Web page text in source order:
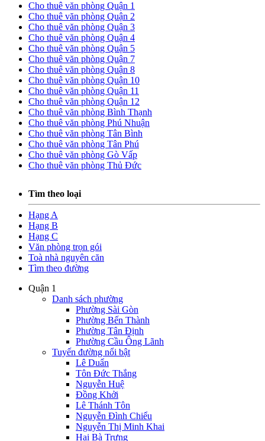
Cho thuê văn phòng Quận 1
Cho thuê văn phòng Quận 2
Cho thuê văn phòng Quận 3
Cho thuê văn phòng Quận 4
Cho thuê văn phòng Quận 5
Cho thuê văn phòng Quận 7
Cho thuê văn phòng Quận 8
Cho thuê văn phòng Quận 10
Cho thuê văn phòng Quận 11
Cho thuê văn phòng Quận 12
Cho thuê văn phòng Bình Thạnh
Cho thuê văn phòng Phú Nhuận
Cho thuê văn phòng Tân Bình
Cho thuê văn phòng Tân Phú
Cho thuê văn phòng Gò Vấp
Cho thuê văn phòng Thủ Đức
Tìm theo loại
Hạng A
Hạng B
Hạng C
Văn phòng trọn gói
Toà nhà nguyên căn
Tìm theo đường
Quận 1
Danh sách phường
Phường Sài Gòn
Phường Bến Thành
Phường Tân Định
Phường Cầu Ông Lãnh
Tuyến đường nổi bật
Lê Duẩn
Tôn Đức Thắng
Nguyễn Huệ
Đồng Khởi
Lê Thánh Tôn
Nguyễn Đình Chiểu
Nguyễn Thị Minh Khai
Hai Bà Trưng